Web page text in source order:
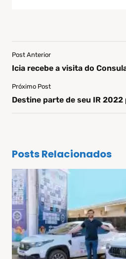
Post Anterior
Icia recebe a visita do
Próximo Post
Destine parte de seu IR 2022
Posts Relacionados